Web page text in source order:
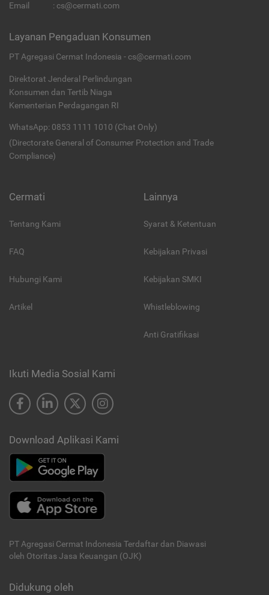
Email
: cs@cermati.com
Layanan Pengaduan Konsumen
PT Agregasi Cermat Indonesia - cs@cermati.com
Direktorat Jenderal Perlindungan
Konsumen dan Tertib Niaga
Kementerian Perdagangan RI
WhatsApp: 0853 1111 1010 (Chat Only)
(Directorate General of Consumer Protection and Trade
Compliance)
Cermati
Tentang Kami
FAQ
Hubungi Kami
Artikel
Lainnya
Syarat & Ketentuan
Kebijakan Privasi
Kebijakan SMKI
Whistleblowing
Anti Gratifikasi
Ikuti Media Sosial Kami
Download Aplikasi Kami
PT Agregasi Cermat Indonesia Terdaftar dan Diawasi
oleh Otoritas Jasa Keuangan (OJK)
Didukung oleh